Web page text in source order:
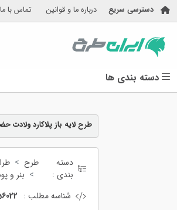
دسترسی سریع درباره ما و قوانین تماس با ما
دسته بندی ها
طرح لایه باز پلاکارد
دسته
بندی :
طرح
بنر و
شناسه مطلب :